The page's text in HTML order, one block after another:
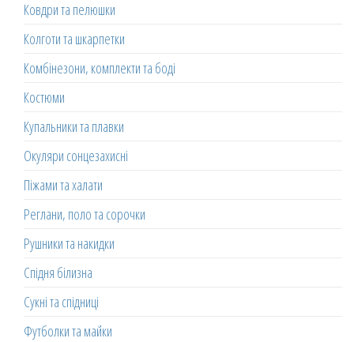
Ковдри та пелюшки
Колготи та шкарпетки
Комбінезони, комплекти та боді
Костюми
Купальники та плавки
Окуляри сонцезахисні
Піжами та халати
Реглани, поло та сорочки
Рушники та накидки
Спідня білизна
Сукні та спідниці
Футболки та майки